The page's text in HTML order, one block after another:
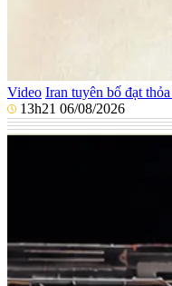
Video Iran tuyên bố đạt
13h21 06/08/2026